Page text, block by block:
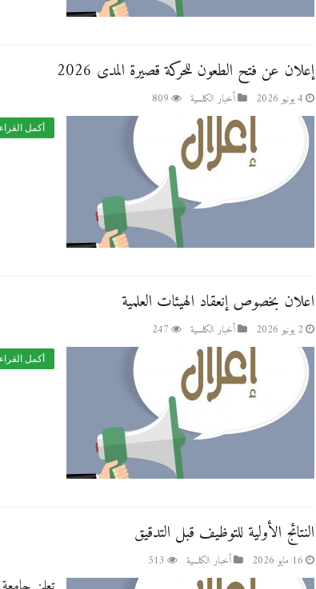
إعلان عن فتح الطعون للحركة قصيرة المدى 2026
4 يونيو 2026 أخبار الكلـــية 809
أكمل
اعلان بخصوص إنعقاد الهيئات العلمية
2 يونيو 2026 أخبار الكلـــية 247
أكمل
النتائج الأولية للتوظيف قبل التدقيق
16 مايو 2026 أخبار الكلـــية 513